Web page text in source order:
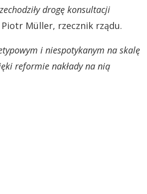
drogę konsultacji
Müller, rzecznik rządu.
i niespotykanym na skalę
reformie nakłady na nią